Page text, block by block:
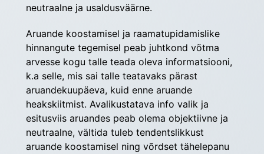
neutraalne ja usaldusväärne.
Aruande koostamisel ja raamatupidamislike
hinnangute tegemisel peab juhtkond võtma
arvesse kogu talle teada oleva informatsiooni,
k.a selle, mis sai talle teatavaks pärast
aruandekuupäeva, kuid enne aruande
heakskiitmist. Avalikustatava info valik ja
esitusviis aruandes peab olema objektiivne ja
neutraalne, vältida tuleb tendentslikkust
aruande koostamisel ning võrdset tähelepanu